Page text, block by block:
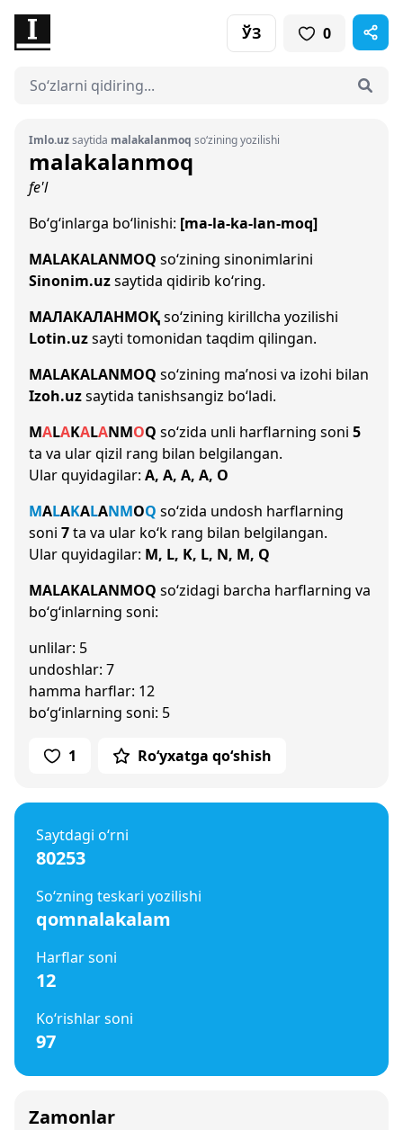
ЎЗ 0
Imlo.uzsaytida malakalanmoq so‘zining yozilishi
malakalanmoq
fe'l
Bo‘g‘inlarga bo‘linishi: [ma-la-ka-lan-moq]
MALAKALANMOQ so‘zining sinonimlarini
Sinonim.uzsaytida qidirib ko‘ring.
МАЛАКАЛАНМОҚso‘zining kirillcha yozilishi
Lotin.uzsayti tomonidan taqdim qilingan.
MALAKALANMOQ so‘zining ma’nosi va izohi bilan
Izoh.uzsaytida tanishsangiz bo‘ladi.
MALAKALANMOQ so‘zida unli harflarning soni 5
ta va ular qizil rang bilan belgilangan.
Ular quyidagilar: A, A, A, A, O
MALAKALANMOQ so‘zida undosh harflarning
soni 7ta va ular ko‘k rang bilan belgilangan.
Ular quyidagilar: M, L, K, L, N, M, Q
MALAKALANMOQ so‘zidagi barcha harflarning va
bo‘g‘inlarning soni:
unlilar: 5
undoshlar: 7
hamma harflar: 12
bo‘g‘inlarning soni: 5
1 Ro‘yxatga qo‘shish
Saytdagi o‘rni
80253
So‘zning teskari yozilishi
qomnalakalam
Harflar soni
12
Ko‘rishlar soni
97
Zamonlar